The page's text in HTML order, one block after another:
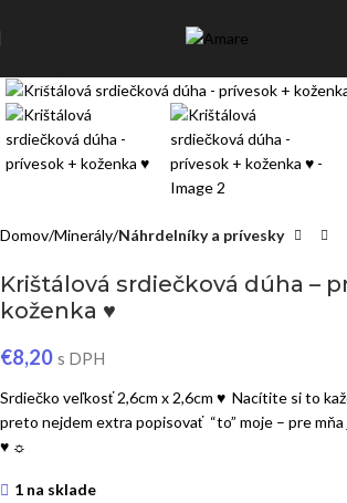
Domov Minerály Náhrdelníky a prívesky
Krištálová srdiečková dúha –
koženka ♥
€8,20 s DPH
Srdiečko veľkosť 2,6cm x 2,6cm ♥ Nacítite si to
preto nejdem extra popisovať “to” moje – pre
♥ ☼
1 na sklade